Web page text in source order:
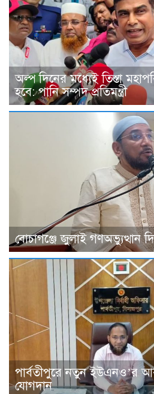
অল্প দিনের মধ্যেই তিস্তা
হবে: পানি সম্পদ প্রতিমন্ত্রী
বোচাগঞ্জে জুলাই গণঅভ্যুত্থান
পার্বতীপুরে নতুন ইউএনও’র
যোগদান